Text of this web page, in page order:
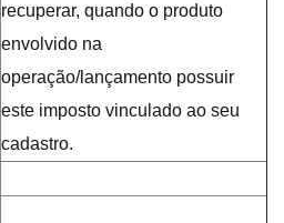
recuperar, quando o produto
envolvido na
operação/lançamento possuir
este imposto vinculado ao seu
cadastro.